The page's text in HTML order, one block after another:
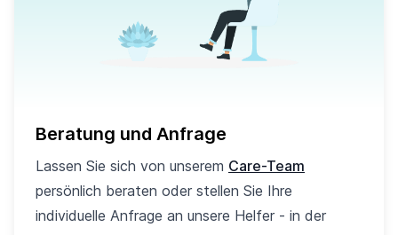
Beratung und Anfrage
Lassen Sie sich von unserem Care-Team
persönlich beraten oder stellen Sie Ihre
individuelle Anfrage an unsere Helfer - in der